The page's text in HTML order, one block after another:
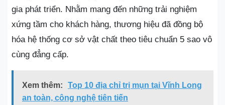
gia phát triển. Nhằm mang đến những trải nghiệm
xứng tầm cho khách hàng, thương hiệu đã đồng bộ
hóa hệ thống cơ sở vật chất theo tiêu chuẩn 5 sao vô
cùng đẳng cấp.
Xem thêm:
Top 10 địa chỉ trị mụn tại Vĩnh Long
an toàn, công nghệ tiên tiến